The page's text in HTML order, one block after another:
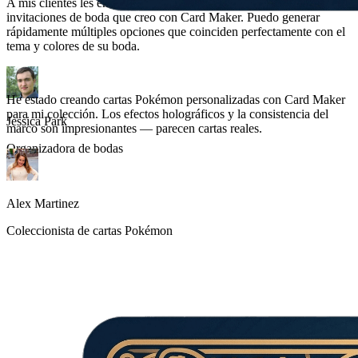
A mis clientes les encantan los diseños personalizados de
invitaciones de boda que creo con Card Maker. Puedo generar
rápidamente múltiples opciones que coinciden perfectamente con el
tema y colores de su boda.
Jessica Park
Organizadora de bodas